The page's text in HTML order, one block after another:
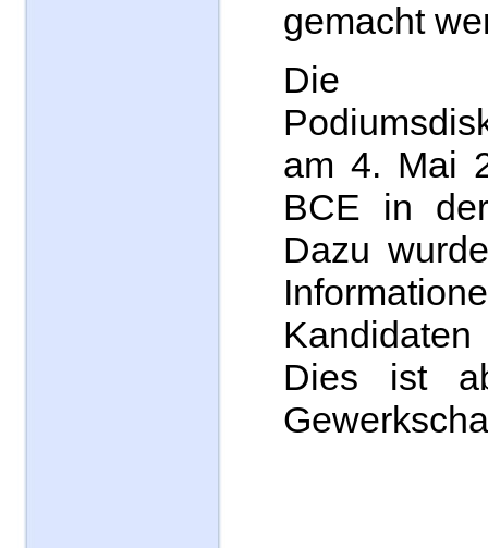
gemacht
Die
am 4. Mai
BCE in
Dazu
Dies ist